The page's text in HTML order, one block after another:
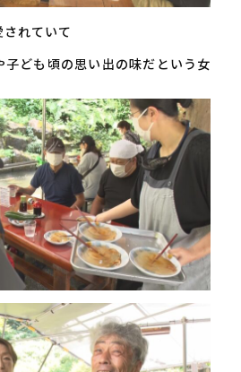
れていて
子ども頃の思い出の味だという女